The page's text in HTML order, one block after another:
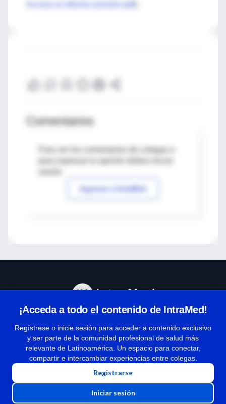
Comentarios
Para ver los comentarios de colegas o
Ingresar a IntraMed
¡Acceda a todo el contenido de IntraMed!
Regístrese o inicie sesión para acceder a contenido exclusivo
y ser parte de la comunidad profesional de salud más
relevante de Latinoamérica. Un espacio para conectar,
compartir e intercambiar experiencias entre colegas.
Registrarse
Iniciar sesión
Términos y condiciones
| Políticas de privacidad
| Todos los derechos reservados | Copyright 1997-2026